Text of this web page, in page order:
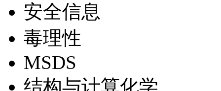
安全信息
毒理性
MSDS
结构与计算化学